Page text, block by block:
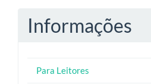
Informações
Para Leitores